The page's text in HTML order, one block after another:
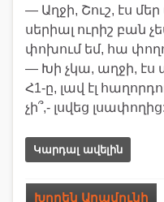
— Աղջի, Շուշ, էս
սերիալ ուրիշ բան
փոխում եմ, հա
— Խի չկա, աղջի, էս
Հ1-ը, լավ էլ
չի՞,- լսվեց լսափողից:
Կարդալ ավելին
Խորեն Արամունի